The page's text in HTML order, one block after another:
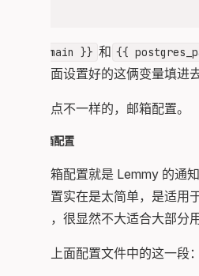
    volumes:
- ./volumes/
- ./
logging: *default-
  postfix:
    environment:
-
    restart: always
{{ domain }} 和 {{
你在上面设置好的这俩变量填进
我们说点不一样的，邮箱配置。
发信邮箱配置
所谓邮箱配置就是 Lemmy 的通
给的配置实在是太简单，是适
的方案，很显然不大适合大部分
也就是上面配置文件中的这一段：